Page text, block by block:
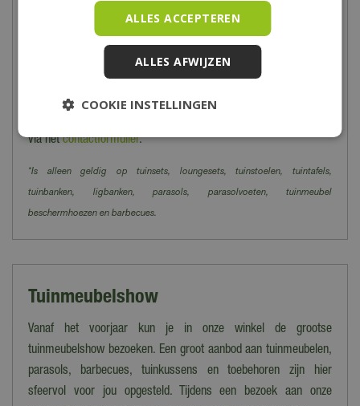
In dit geval zie je de tekst 'dit product kan alleen worden
opgehaald, niet verzonden' staan bij het product en in het
Heb je meer vragen over het bestellen, bezorgen en/of afhalen
hier
de veelgestelde vragen bekijken. Kom je er toch niet
via hetcontactformulier.
*Is alleen geldig op tuinsets, loungesets, tuinstoelen, tuintafels,
tuinbanken, ligbanken, parasols, parasolvoeten, tuinmeubel
beschermhoezen en barbecues.
Tuinmeubelshow
Vanaf het voorjaar kun je in onze winkel de grootse
tuinmeubelshow bezoeken. Een groot aanbod aan tuinmeubelen,
parasols, barbecues, tuinkussens en toebehoren zijn hier
sfeervol voor jou opgesteld. Tijdens een bezoek aan onze
ALLES ACCEPTEREN
ALLES AFWIJZEN
COOKIE INSTELLINGEN